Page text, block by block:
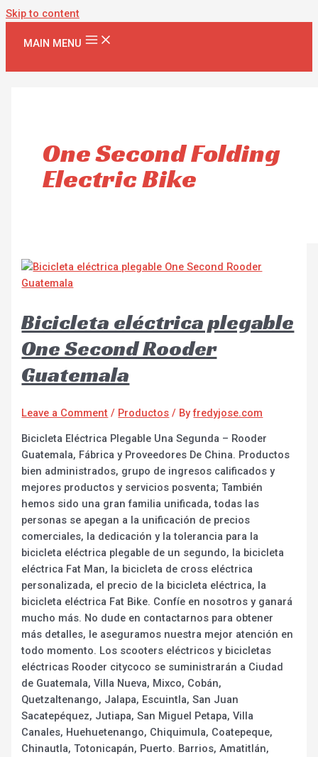
Skip to content
MAIN MENU
One Second Folding
Electric Bike
Bicicleta eléctrica plegable
One Second Rooder
Guatemala
Leave a Comment / Productos / Byfredyjose.com
Bicicleta Eléctrica Plegable Una Segunda – Rooder
Guatemala, Fábrica y Proveedores De China. Productos
bien administrados, grupo de ingresos calificados y
mejores productos y servicios posventa; También
hemos sido una gran familia unificada, todas las
personas se apegan a la unificación de precios
comerciales, la dedicación y la tolerancia para la
bicicleta eléctrica plegable de un segundo, la bicicleta
eléctrica Fat Man, la bicicleta de cross eléctrica
personalizada, el precio de la bicicleta eléctrica, la
bicicleta eléctrica Fat Bike. Confíe en nosotros y ganará
mucho más. No dude en contactarnos para obtener
más detalles, le aseguramos nuestra mejor atención en
todo momento. Los scooters eléctricos y bicicletas
eléctricas Rooder citycoco se suministrarán a Ciudad
de Guatemala, Villa Nueva, Mixco, Cobán,
Quetzaltenango, Jalapa, Escuintla, San Juan
Sacatepéquez, Jutiapa, San Miguel Petapa, Villa
Canales, Huehuetenango, Chiquimula, Coatepeque,
Chinautla, Totonicapán, Puerto. Barrios, Amatitlán,